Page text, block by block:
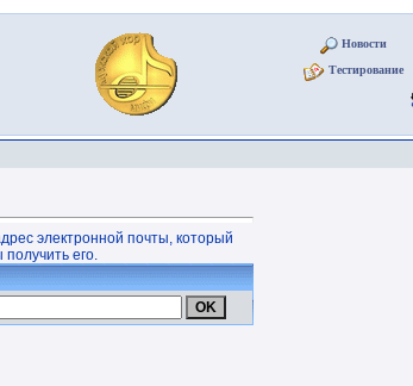
Новости
Тестирование
электронной почты, который
его.